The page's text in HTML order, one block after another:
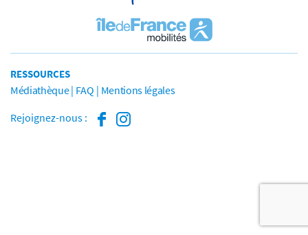
RESSOURCES
Médiathèque FAQ Mentions légales
Rejoignez-nous :